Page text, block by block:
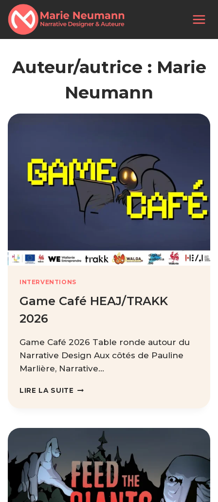
Aller
au
contenu
Auteur/autrice : Marie
Neumann
INTERVENTIONS
Game Café HEAJ/TRAKK
2026
Game Café 2026 Table ronde autour du
Narrative Design Aux côtés de Pauline
Marlière, Narrative…
LIRE LA SUITE GAME